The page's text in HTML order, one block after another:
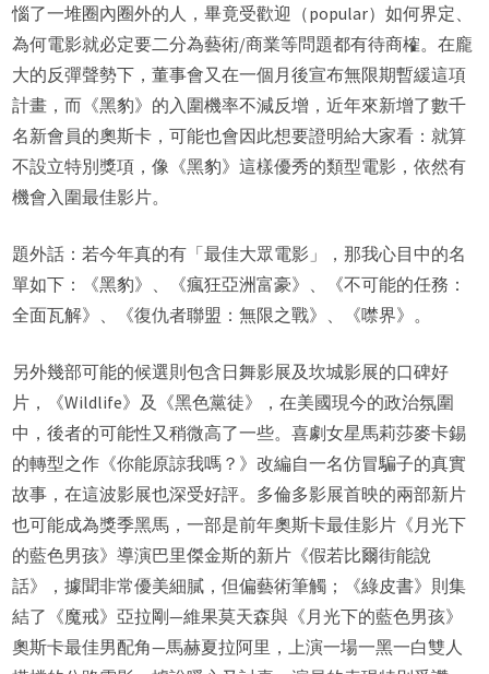
惱了一堆圈內圈外的人，畢竟受歡迎（popular）如何界定、
為何電影就必定要二分為藝術/商業等問題都有待商榷。在龐
大的反彈聲勢下，董事會又在一個月後宣布無限期暫緩這項
計畫，而《黑豹》的入圍機率不減反增，近年來新增了數千
名新會員的奧斯卡，可能也會因此想要證明給大家看：就算
不設立特別獎項，像《黑豹》這樣優秀的類型電影，依然有
機會入圍最佳影片。
題外話：若今年真的有「最佳大眾電影」，那我心目中的名
單如下：《黑豹》、《瘋狂亞洲富豪》、《不可能的任務：
全面瓦解》、《復仇者聯盟：無限之戰》、《噤界》。
另外幾部可能的候選則包含日舞影展及坎城影展的口碑好
片，《Wildlife》及《黑色黨徒》，在美國現今的政治氛圍
中，後者的可能性又稍微高了一些。喜劇女星馬莉莎麥卡錫
的轉型之作《你能原諒我嗎？》改編自一名仿冒騙子的真實
故事，在這波影展也深受好評。多倫多影展首映的兩部新片
也可能成為獎季黑馬，一部是前年奧斯卡最佳影片《月光下
的藍色男孩》導演巴里傑金斯的新片《假若比爾街能說
話》，據聞非常優美細膩，但偏藝術筆觸；《綠皮書》則集
結了《魔戒》亞拉剛—維果莫天森與《月光下的藍色男孩》
奧斯卡最佳男配角—馬赫夏拉阿里，上演一場一黑一白雙人